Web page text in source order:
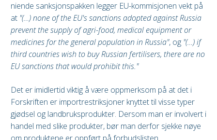
niende sanksjonspakken legger EU-kommisjonen vekt på
at "(…) none of the EU's sanctions adopted against Russia
prevent the supply of agri-food, medical equipment or
medicines for the general population in Russia", og "(…) if
third countries wish to buy Russian fertilisers, there are no
EU sanctions that would prohibit this."
Det er imidlertid viktig å være oppmerksom på at det i
Forskriften er importrestriksjoner knyttet til visse typer
gjødsel og landbruksprodukter. Dersom man er involvert i
handel med slike produkter, bør man derfor sjekke nøye